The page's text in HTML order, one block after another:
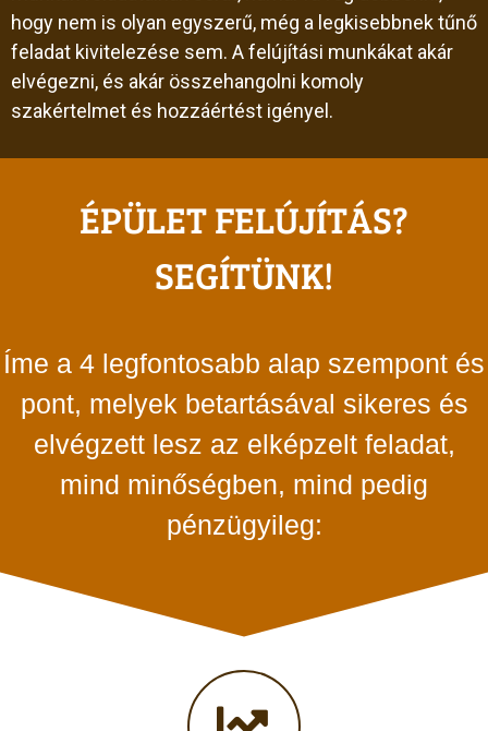
hogy nem is olyan egyszerű, még a legkisebbnek tűnő
feladat kivitelezése sem. A felújítási munkákat akár
elvégezni, és akár összehangolni komoly
szakértelmet és hozzáértést igényel.
ÉPÜLET FELÚJÍTÁS?
SEGÍTÜNK!
Íme a 4 legfontosabb alap szempont és
pont, melyek betartásával sikeres és
elvégzett lesz az elképzelt feladat,
mind minőségben, mind pedig
pénzügyileg: